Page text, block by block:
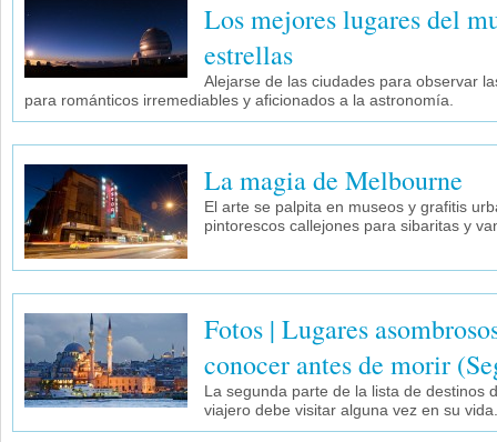
Los mejores lugares del
estrellas
Alejarse de las ciudades para observar
para románticos irremediables y aficionados a la astronomía.
La magia de Melbourne
El arte se palpita en museos y grafitis
pintorescos callejones para sibaritas y
Fotos | Lugares
conocer antes de morir
La segunda parte de la lista de destinos
viajero debe visitar alguna vez en su